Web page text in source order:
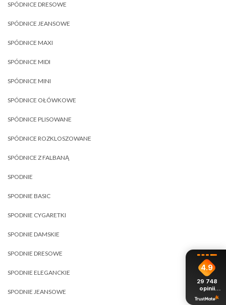
SPÓDNICE DRESOWE
SPÓDNICE JEANSOWE
SPÓDNICE MAXI
SPÓDNICE MIDI
SPÓDNICE MINI
SPÓDNICE OŁÓWKOWE
SPÓDNICE PLISOWANE
SPÓDNICE ROZKLOSZOWANE
SPÓDNICE Z FALBANĄ
SPODNIE
SPODNIE BASIC
SPODNIE CYGARETKI
SPODNIE DAMSKIE
SPODNIE DRESOWE
SPODNIE ELEGANCKIE
SPODNIE JEANSOWE
4.9
29 748
opinii
z całego
okresu